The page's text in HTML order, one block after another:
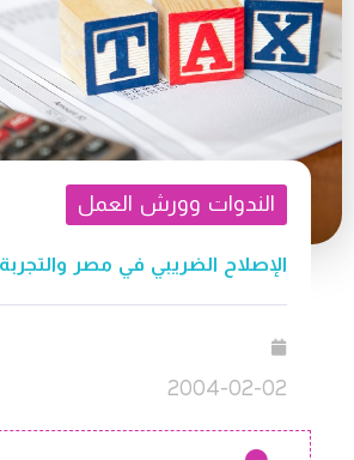
الندوات وورش العمل
الإصلاح الضريبي في مصر والتجربة
2004-02-02